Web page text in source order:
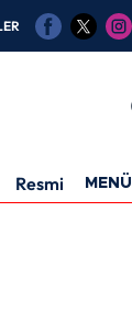
Resmi İlanMENÜ